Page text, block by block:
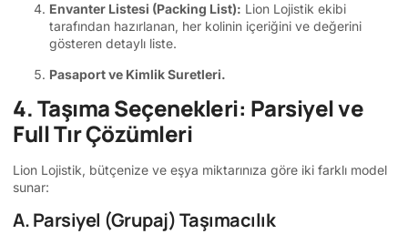
Envanter Listesi (Packing List): Lion Lojistik ekibi
tarafından hazırlanan, her kolinin içeriğini ve değerini
gösteren detaylı liste.
Pasaport ve Kimlik Suretleri.
4. Taşıma Seçenekleri: Parsiyel ve
Full Tır Çözümleri
Lion Lojistik, bütçenize ve eşya miktarınıza göre iki farklı model
sunar:
A. Parsiyel (Grupaj) Taşımacılık